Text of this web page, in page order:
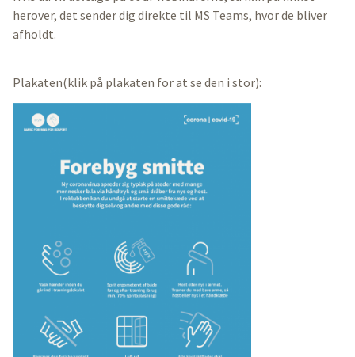
herover, det sender dig direkte til MS Teams, hvor de bliver
afholdt.
Plakaten(klik på plakaten for at se den i stor):